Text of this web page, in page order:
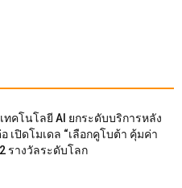
ทคโนโลยี AI ยกระดับบริการหลัง
เปิดโมเดล “เลือกคูโบต้า คุ้มค่า
รางวัลระดับโลก